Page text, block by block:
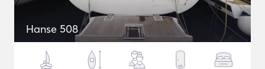
Hanse 508